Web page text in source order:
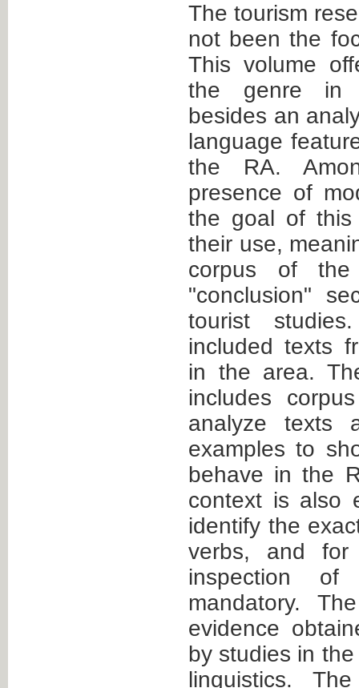
The tourism
not been the
This volume
the genre in
besides an
language
the RA.
presence of
the goal of
their use,
corpus of the
"conclusion"
tourist
included texts
in the area.
includes
analyze texts
examples to
behave in the
context is also
identify the
verbs, and for
inspection
mandatory.
evidence
by studies in
linguistics.